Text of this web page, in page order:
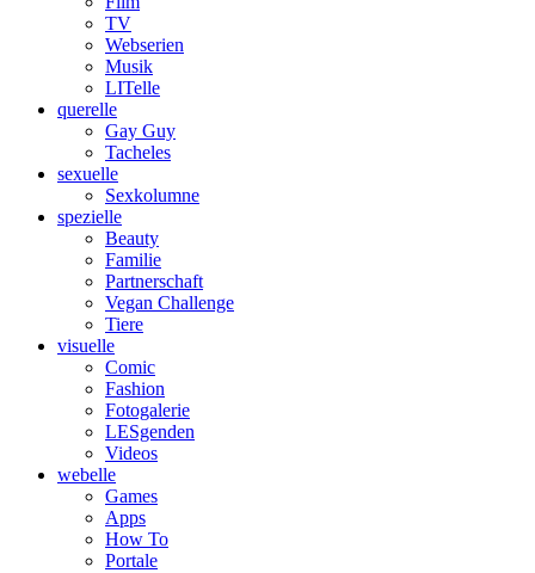
TV
Webserien
Musik
LITelle
querelle
Gay Guy
Tacheles
sexuelle
Sexkolumne
spezielle
Beauty
Familie
Partnerschaft
Vegan Challenge
Tiere
visuelle
Comic
Fashion
Fotogalerie
LESgenden
Videos
webelle
Games
Apps
How To
Portale